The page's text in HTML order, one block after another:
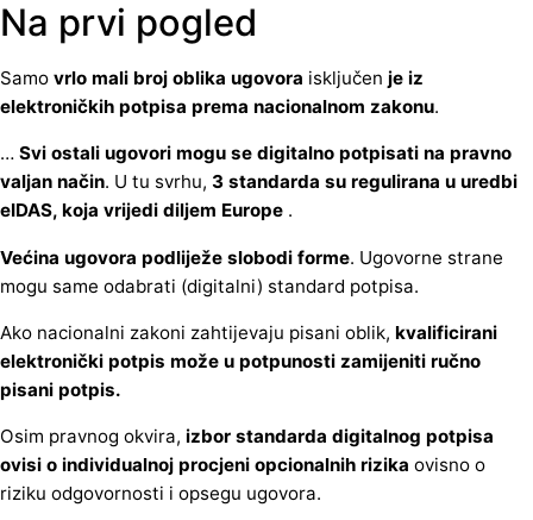
Na prvi pogled
Samo vrlo mali broj oblika ugovora isključen je iz
elektroničkih potpisa prema nacionalnom zakonu.
… Svi ostali ugovori mogu se digitalno potpisati na pravno
valjan način. U tu svrhu, 3 standarda su regulirana u uredbi
eIDAS, koja vrijedi diljem Europe .
Većina ugovora podliježe slobodi forme. Ugovorne strane
mogu same odabrati (digitalni) standard potpisa.
Ako nacionalni zakoni zahtijevaju pisani oblik, kvalificirani
elektronički potpis može u potpunosti zamijeniti ručno
pisani potpis.
Osim pravnog okvira, izbor standarda digitalnog potpisa
ovisi o individualnoj procjeni opcionalnih rizika ovisno o
riziku odgovornosti i opsegu ugovora.